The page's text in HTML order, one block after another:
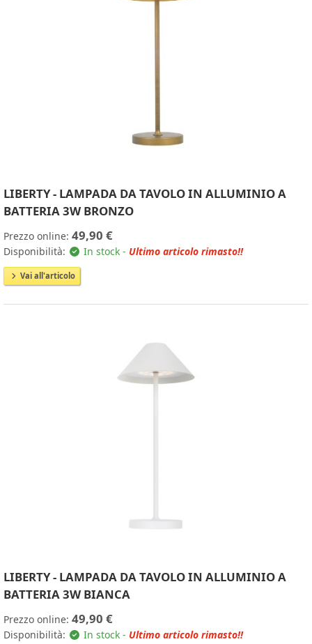
LIBERTY - LAMPADA DA TAVOLO IN ALLUMINIO A
BATTERIA 3W BRONZO
Prezzo online: 49,90 €
Disponibilità: In stock - Ultimo articolo rimasto!!
Vai all'articolo
LIBERTY - LAMPADA DA TAVOLO IN ALLUMINIO A
BATTERIA 3W BIANCA
Prezzo online: 49,90 €
Disponibilità: In stock - Ultimo articolo rimasto!!